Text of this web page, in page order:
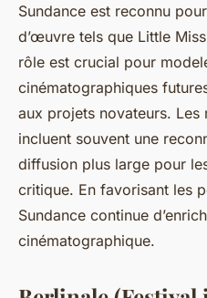
Sundance est reconnu
d’œuvre tels que Little
rôle est crucial pour
cinématographiques
aux projets novateurs. Les
incluent souvent une
diffusion plus large pour
critique. En favorisant les
Sundance continue
cinématographique.